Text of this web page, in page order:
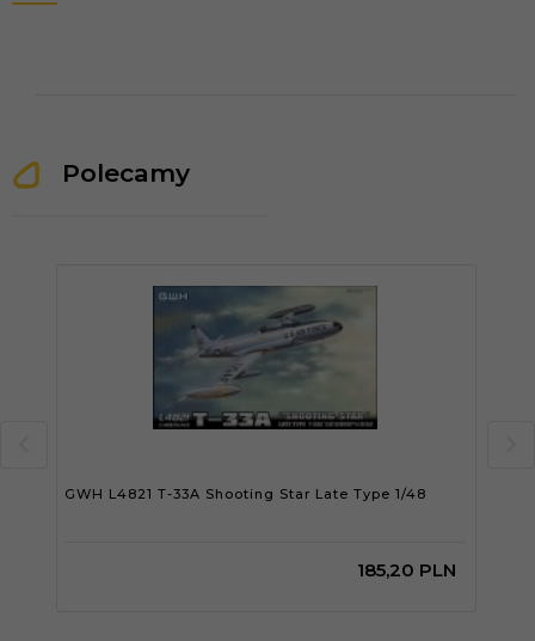
Polecamy
GWH L4821 T-33A Shooting Star Late Type 1/48
185,20 PLN